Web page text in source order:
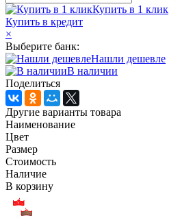
Купить в 1 клик
Купить в кредит
×
Выберите банк:
Нашли дешевле
В наличии
Поделиться
Другие варианты товара
Наименование
Цвет
Размер
Стоимость
Наличие
В корзину